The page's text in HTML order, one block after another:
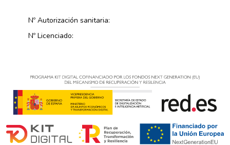
Nº Autorización sanitaria:
Nº Licenciado: